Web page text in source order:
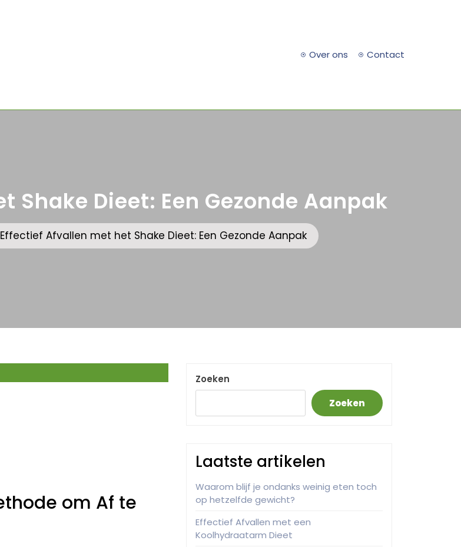
Over ons Contact
Shake Dieet: Een Gezonde Aanpak
Effectief Afvallen met het Shake Dieet: Een Gezonde Aanpak
om Af te
Zoeken
Zoeken
Laatste artikelen
Waarom blijf je ondanks weinig eten toch
op hetzelfde gewicht?
Effectief Afvallen met een
Koolhydraatarm Dieet